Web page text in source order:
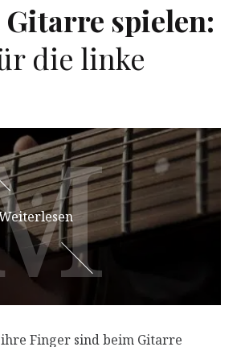
spielen:
die linke
Finger sind beim Gitarre